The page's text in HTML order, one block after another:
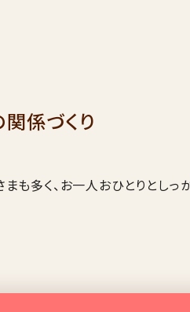
係づくり
も多く、お一人おひとりとし